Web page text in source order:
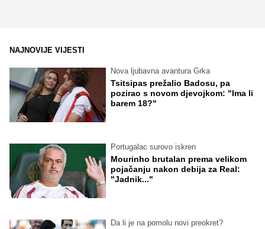
NAJNOVIJE VIJESTI
Nova ljubavna avantura Grka
Tsitsipas prežalio Badosu, pa
pozirao s novom djevojkom: "Ima li
barem 18?"
Portugalac surovo iskren
Mourinho brutalan prema velikom
pojačanju nakon debija za Real:
"Jadnik..."
Da li je na pomolu novi preokret?